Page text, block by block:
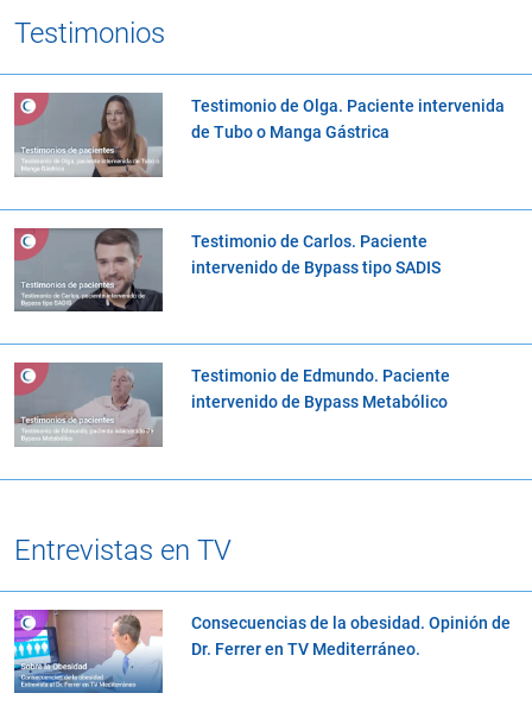
Testimonios
Testimonio de Olga. Paciente intervenida
de Tubo o Manga Gástrica
Testimonio de Carlos. Paciente
intervenido de Bypass tipo SADIS
Testimonio de Edmundo. Paciente
intervenido de Bypass Metabólico
Entrevistas en TV
Consecuencias de la obesidad. Opinión de
Dr. Ferrer en TV Mediterráneo.